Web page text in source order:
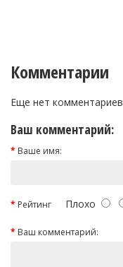
Комментарии
Еще нет комментариев
Ваш комментарий:
Ваше имя:
Рейтинг Плохо
Ваш комментарий: